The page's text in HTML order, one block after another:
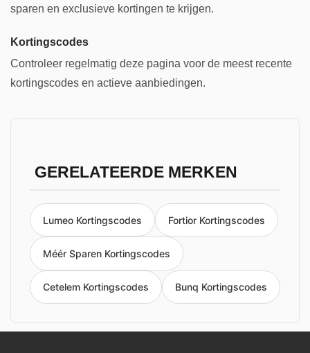
sparen en exclusieve kortingen te krijgen.
Kortingscodes
Controleer regelmatig deze pagina voor de meest recente
kortingscodes en actieve aanbiedingen.
GERELATEERDE MERKEN
Lumeo Kortingscodes Fortior Kortingscodes
Méér Sparen Kortingscodes
Cetelem Kortingscodes Bunq Kortingscodes